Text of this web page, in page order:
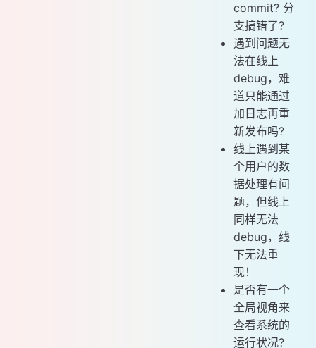
commit? 分
支搞错了?
遇到问题无
法在线上
debug，难
道只能通过
加日志再重
新发布吗?
线上遇到某
个用户的数
据处理有问
题，但线上
同样无法
debug，线
下无法重
现！
是否有一个
全局视角来
查看系统的
运行状况?